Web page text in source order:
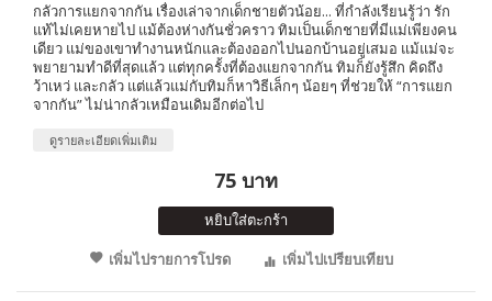
กลัวการแยกจากกัน เรื่องเล่าจากเด็กชายตัวน้อย... ที่กำลังเรียนรู้ว่า รัก
แท้ไม่เคยหายไป แม้ต้องห่างกันชั่วคราว ทิมเป็นเด็กชายที่มีแม่เพียงคน
เดียว แม่ของเขาทำงานหนักและต้องออกไปนอกบ้านอยู่เสมอ แม้แม่จะ
พยายามทำดีที่สุดแล้ว แต่ทุกครั้งที่ต้องแยกจากกัน ทิมก็ยังรู้สึก คิดถึง
ว้าเหว่ และกลัว แต่แล้วแม่กับทิมก็หาวิธีเล็กๆ น้อยๆ ที่ช่วยให้ “การแยก
จากกัน” ไม่น่ากลัวเหมือนเดิมอีกต่อไป
ดูรายละเอียดเพิ่มเติม
75 บาท
หยิบใส่ตะกร้า
เพิ่มไปรายการโปรด
เพิ่มไปเปรียบเทียบ